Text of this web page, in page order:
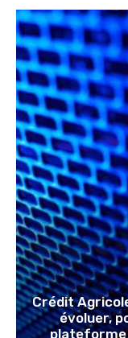
Crédit
évoluer,
plateforme